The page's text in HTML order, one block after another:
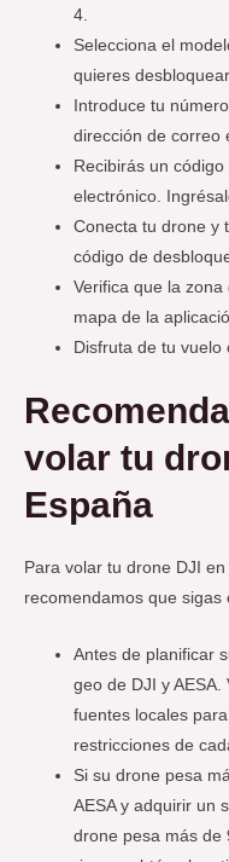
4.
Selecciona el
quieres
Introduce tu
dirección de correo
Recibirás un
electrónico.
Conecta tu drone y
código de
Verifica que la
mapa de la
Disfruta de tu vuelo
volar tu
España
Para volar tu drone DJI
recomendamos que sigas
Antes de planificar
geo de DJI y
fuentes locales
restricciones de
Si su drone pesa
AESA y adquirir un
drone pesa más de